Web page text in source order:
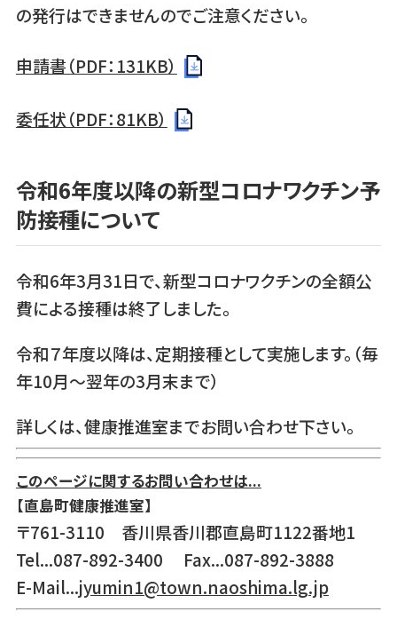
の発行はできませんのでご注意ください。
申請書（PDF：131KB）
委任状（PDF：81KB）
令和6年度以降の新型コロナワクチン予
防接種について
令和6年3月31日で、新型コロナワクチンの全額公
費による接種は終了しました。
令和７年度以降は、定期接種として実施します。（毎
年10月～翌年の3月末まで）
詳しくは、健康推進室までお問い合わせ下さい。
このページに関するお問い合わせは...
【直島町健康推進室】
〒761-3110 香川県香川郡直島町1122番地1
Tel...087-892-3400 Fax...087-892-3888
E-Mail...jyumin1@town.naoshima.lg.jp